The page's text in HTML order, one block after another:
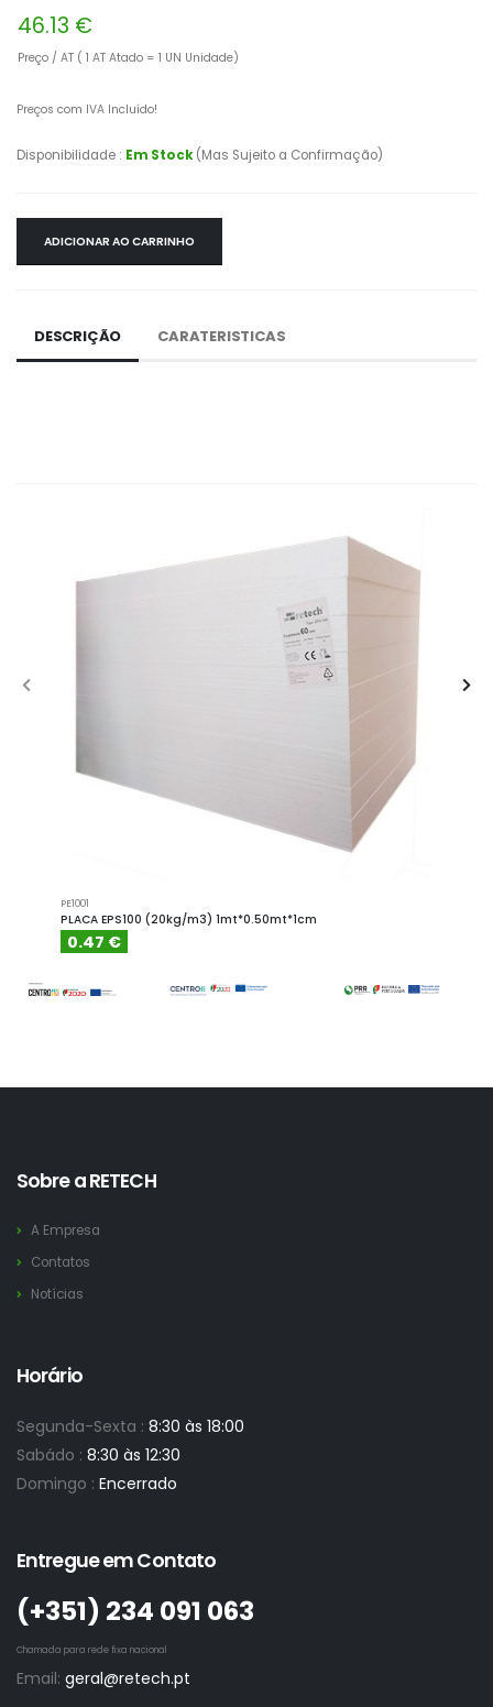
46.13 €
Preço / AT ( 1 AT Atado = 1 UN Unidade)
Preços com IVA Incluído!
Disponibilidade : Em Stock(Mas Sujeito a Confirmação)
ADICIONAR AO CARRINHO
DESCRIÇÃO CARATERISTICAS
PE1001
PLACA EPS100 (20kg/m3) 1mt*0.50mt*1cm
0.47 €
Sobre a RETECH
A Empresa
Contatos
Notícias
Horário
Segunda-Sexta : 8:30 às 18:00
Sabádo : 8:30 às 12:30
Domingo : Encerrado
Entregue em Contato
(+351)­ 234 091 063
Chamada para rede fixa nacional
Email: geral@retech.pt